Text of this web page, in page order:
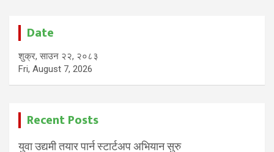
Date
शुक्र, साउन २२, २०८३
Fri, August 7, 2026
Recent Posts
युवा उद्यमी तयार पार्न स्टार्टअप अभियान सुरु